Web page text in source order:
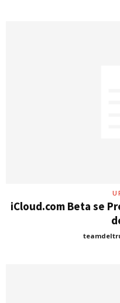
iCloud.com Beta se